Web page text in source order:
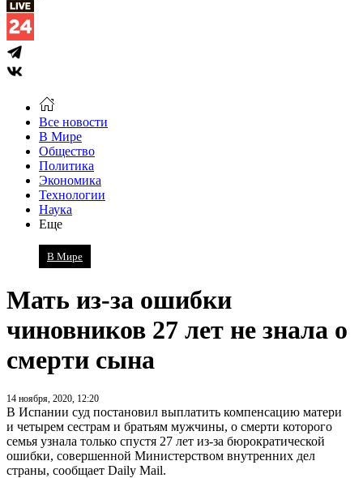
Все новости
В Мире
Общество
Политика
Экономика
Технологии
Наука
Еще
В Мире
Мать из-за ошибки
чиновников 27 лет не знала о
смерти сына
14 ноября, 2020, 12:20
В Испании суд постановил выплатить компенсацию матери
и четырем сестрам и братьям мужчины, о смерти которого
семья узнала только спустя 27 лет из-за бюрократической
ошибки, совершенной Министерством внутренних дел
страны, сообщает Daily Mail.